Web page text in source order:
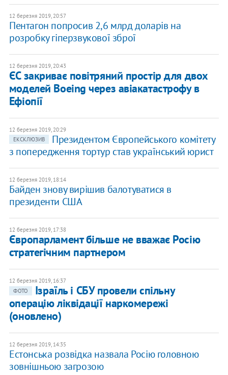
12 березня 2019, 20:57
Пентагон попросив 2,6 млрд доларів на
розробку гіперзвукової зброї
12 березня 2019, 20:43
ЄС закриває повітряний простір для двох
моделей Boeing через авіакатастрофу в
Ефіопії
12 березня 2019, 20:29
ЕКСКЛЮЗИВ
Президентом Європейського комітету
з попередження тортур став український юрист
12 березня 2019, 18:14
Байден знову вирішив балотуватися в
президенти США
12 березня 2019, 17:38
Європарламент більше не вважає Росію
стратегічним партнером
12 березня 2019, 16:37
ФОТО
Ізраїль і СБУ провели спільну
операцію ліквідації наркомережі
(оновлено)
12 березня 2019, 14:35
Естонська розвідка назвала Росію головною
зовнішньою загрозою